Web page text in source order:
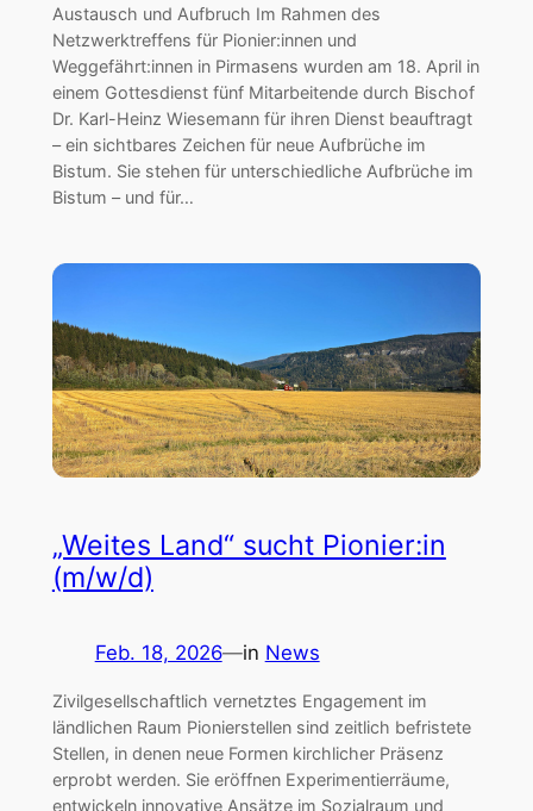
Austausch und Aufbruch Im Rahmen des
Netzwerktreffens für Pionier:innen und
Weggefährt:innen in Pirmasens wurden am 18. April in
einem Gottesdienst fünf Mitarbeitende durch Bischof
Dr. Karl-Heinz Wiesemann für ihren Dienst beauftragt
– ein sichtbares Zeichen für neue Aufbrüche im
Bistum. Sie stehen für unterschiedliche Aufbrüche im
Bistum – und für…
„Weites Land“ sucht Pionier:in
(m/w/d)
Feb. 18, 2026—in News
Zivilgesellschaftlich vernetztes Engagement im
ländlichen Raum Pionierstellen sind zeitlich befristete
Stellen, in denen neue Formen kirchlicher Präsenz
erprobt werden. Sie eröffnen Experimentierräume,
entwickeln innovative Ansätze im Sozialraum und